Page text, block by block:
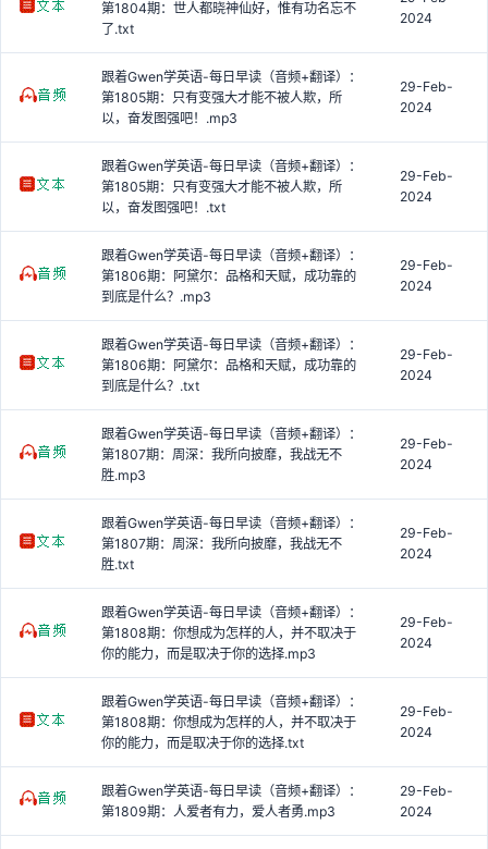
第1804期：世人都晓神仙好，惟有功名忘不
了.txt
2024
跟着Gwen学英语-每日早读（音频+翻译）：
第1805期：只有变强大才能不被人欺，所
以，奋发图强吧！.mp3
29-Feb-
2024
跟着Gwen学英语-每日早读（音频+翻译）：
第1805期：只有变强大才能不被人欺，所
以，奋发图强吧！.txt
29-Feb-
2024
跟着Gwen学英语-每日早读（音频+翻译）：
第1806期：阿黛尔：品格和天赋，成功靠的
到底是什么？.mp3
29-Feb-
2024
跟着Gwen学英语-每日早读（音频+翻译）：
第1806期：阿黛尔：品格和天赋，成功靠的
到底是什么？.txt
29-Feb-
2024
跟着Gwen学英语-每日早读（音频+翻译）：
第1807期：周深：我所向披靡，我战无不
胜.mp3
29-Feb-
2024
跟着Gwen学英语-每日早读（音频+翻译）：
第1807期：周深：我所向披靡，我战无不
胜.txt
29-Feb-
2024
跟着Gwen学英语-每日早读（音频+翻译）：
第1808期：你想成为怎样的人，并不取决于
你的能力，而是取决于你的选择.mp3
29-Feb-
2024
跟着Gwen学英语-每日早读（音频+翻译）：
第1808期：你想成为怎样的人，并不取决于
你的能力，而是取决于你的选择.txt
29-Feb-
2024
跟着Gwen学英语-每日早读（音频+翻译）：
第1809期：人爱者有力，爱人者勇.mp3
29-Feb-
2024